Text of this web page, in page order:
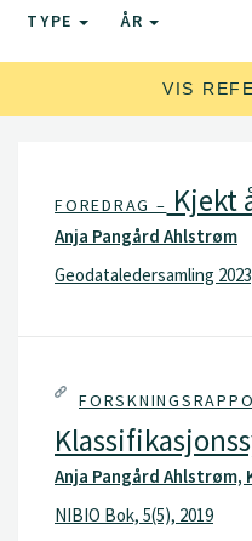
TYPE ÅR
VIS
FOREDRAG – Kjekt
Anja Pangård Ahlstrøm
Geodataledersamling
Anja Pangård Ahlstrøm,
NIBIO Bok, 5(5), 2019